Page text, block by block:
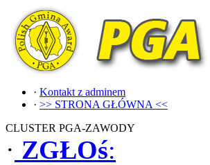
· Kontakt z adminem
· >> STRONA GŁÓWNA <<
CLUSTER PGA-ZAWODY
· ZGŁOś: